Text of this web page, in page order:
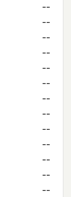
--
--
--
--
--
--
--
--
--
--
--
--
--